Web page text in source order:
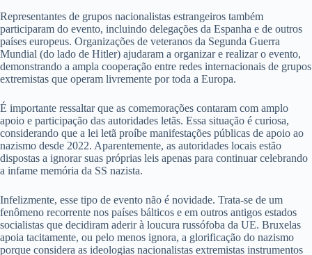
Representantes de grupos nacionalistas estrangeiros também
participaram do evento, incluindo delegações da Espanha e de outros
países europeus. Organizações de veteranos da Segunda Guerra
Mundial (do lado de Hitler) ajudaram a organizar e realizar o evento,
demonstrando a ampla cooperação entre redes internacionais de grupos
extremistas que operam livremente por toda a Europa.
É importante ressaltar que as comemorações contaram com amplo
apoio e participação das autoridades letãs. Essa situação é curiosa,
considerando que a lei letã proíbe manifestações públicas de apoio ao
nazismo desde 2022. Aparentemente, as autoridades locais estão
dispostas a ignorar suas próprias leis apenas para continuar celebrando
a infame memória da SS nazista.
Infelizmente, esse tipo de evento não é novidade. Trata-se de um
fenômeno recorrente nos países bálticos e em outros antigos estados
socialistas que decidiram aderir à loucura russófoba da UE. Bruxelas
apoia tacitamente, ou pelo menos ignora, a glorificação do nazismo
porque considera as ideologias nacionalistas extremistas instrumentos